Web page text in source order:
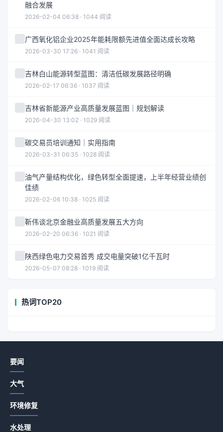
融合发展
2026-02-04 06:38 · 1044 阅读
广西氧化铝企业2025年能耗限额先进值全面达成长攻略
2026-03-30 17:26 · 1041 阅读
吉林白山能源转型蓝图：清洁低碳发展路径明确
2026-02-17 06:36 · 1037 阅读
吉林省新能源产业高质量发展蓝图｜规划解读
2026-04-30 13:02 · 1029 阅读
碳交易员培训通知｜实用指南
2026-03-31 06:35 · 1028 阅读
油气产量结构优化，绿色转型全面提速，上半年经营业绩创
佳绩
2026-02-06 10:38 · 1025 阅读
靳伟谈北京金融业高质量发展五大方向
2026-02-20 06:36 · 1021 阅读
陕西绿色电力交易首秀 成交电量突破1亿千瓦时
2026-05-07 08:28 · 1019 阅读
热词TOP20
要闻
大气
环境修复
水处理